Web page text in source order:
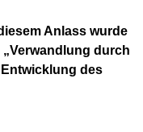
Anlass wurde
durch
des